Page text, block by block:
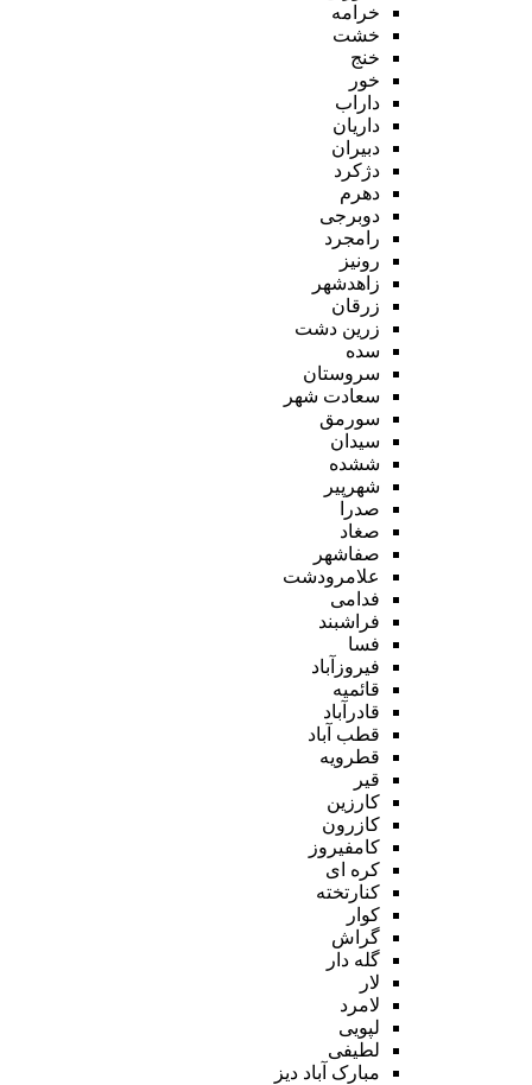
خرامه
خشت
خنج
خور
داراب
داریان
دبیران
دژکرد
دهرم
دوبرجی
رامجرد
رونیز
زاهدشهر
زرقان
زرین دشت
سده
سروستان
سعادت شهر
سورمق
سیدان
ششده
شهرپیر
صدرا
صغاد
صفاشهر
علامرودشت
فدامی
فراشبند
فسا
فیروزآباد
قائمیه
قادرآباد
قطب آباد
قطرویه
قیر
کارزین
کازرون
کامفیروز
کره ای
کنارتخته
کوار
گراش
گله دار
لار
لامرد
لپویی
لطیفی
مبارک آباد دیز